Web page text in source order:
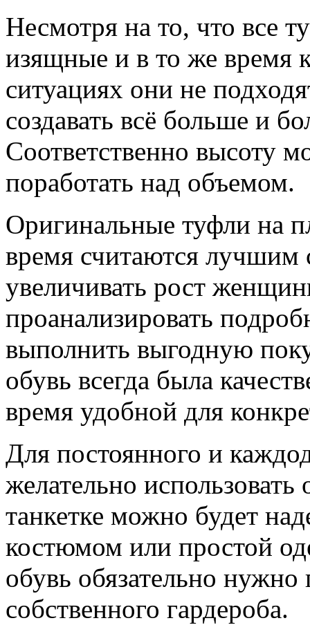
Несмотря на то, что все
изящные и в то же время
ситуациях они не
создавать всё больше и
Соответственно высоту
поработать над объемом.
Оригинальные туфли на
время считаются лучшим
увеличивать рост
проанализировать
выполнить выгодную
обувь всегда была
время удобной для
Для постоянного и
желательно
танкетке можно будет
костюмом или простой
обувь обязательно нужно
собственного гардероба.